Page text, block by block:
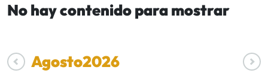
No hay contenido para mostrar
Agosto2026